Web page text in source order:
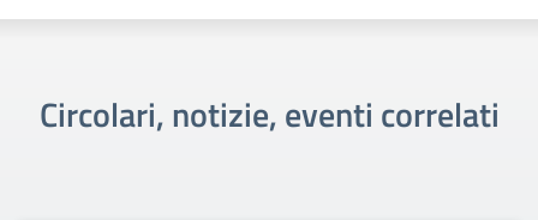
Circolari, notizie, eventi correlati